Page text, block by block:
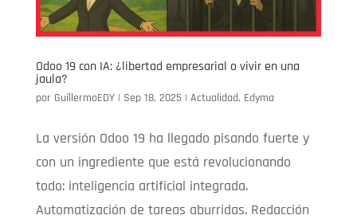
Odoo 19 con IA: ¿libertad empresarial o vivir en una
jaula?
por GuillermoEDY| Sep 18, 2025 | Actualidad, Edyma
La versión Odoo 19 ha llegado pisando fuerte y
con un ingrediente que está revolucionando
todo: inteligencia artificial integrada.
Automatización de tareas aburridas. Redacción